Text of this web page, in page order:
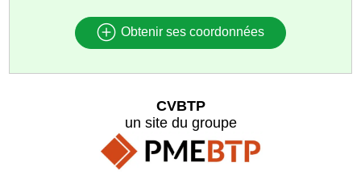
Obtenir ses coordonnées
CVBTP
un site du groupe